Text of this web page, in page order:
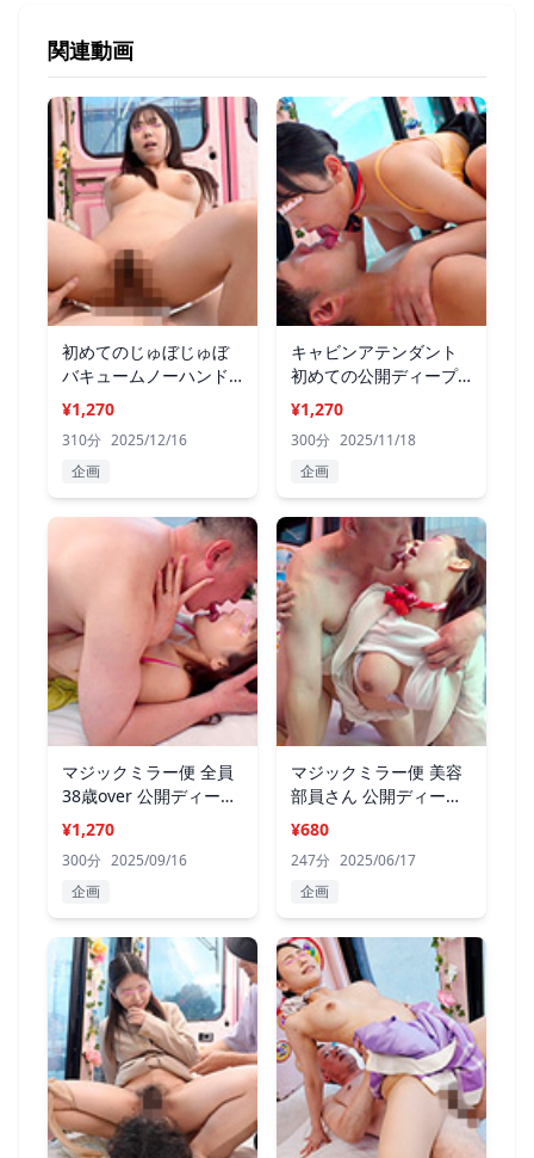
関連動画
初めてのじゅぼじゅぼ
バキュームノーハンド
フェラ編
¥1,270
310分 2025/12/16
企画
キャビンアテンダント
初めての公開ディープ
キス編 02
¥1,270
300分 2025/11/18
企画
マジックミラー便 全員
38歳over 公開ディープ
キス編12
¥1,270
300分 2025/09/16
企画
マジックミラー便 美容
部員さん 公開ディープ
キス編 07
¥680
247分 2025/06/17
企画